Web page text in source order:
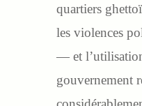
quartiers
les violences
— et
gouvernement